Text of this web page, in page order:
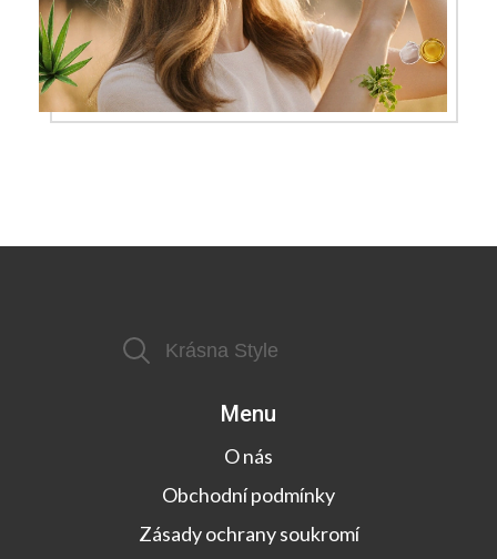
Menu
O nás
Obchodní podmínky
Zásady ochrany soukromí